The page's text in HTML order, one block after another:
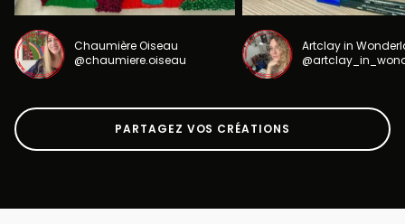
Chaumière Oiseau
@chaumiere.oiseau
Artclay in
PARTAGEZ VOS CRÉATIONS